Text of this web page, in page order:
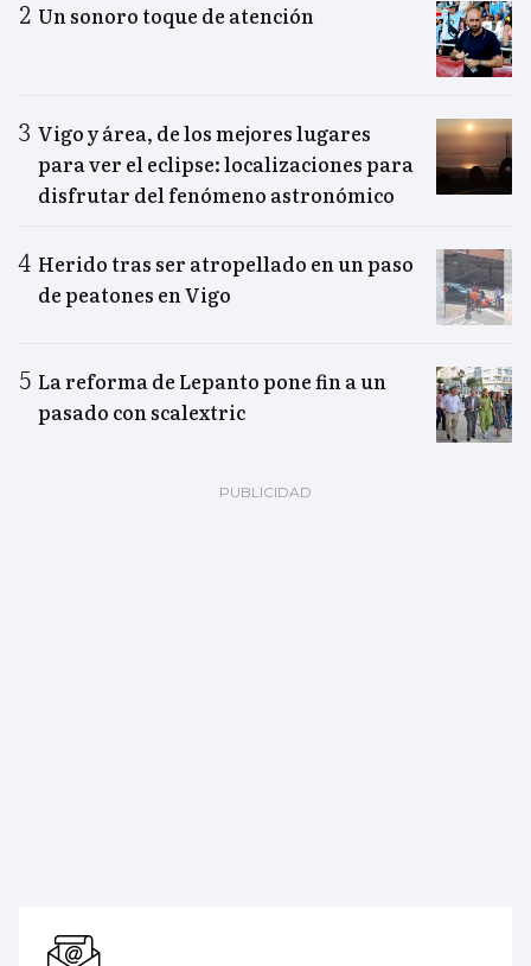
Un sonoro toque de atención
Vigo y área, de los mejores lugares
para ver el eclipse: localizaciones para
disfrutar del fenómeno astronómico
Herido tras ser atropellado en un paso
de peatones en Vigo
La reforma de Lepanto pone fin a un
pasado con scalextric